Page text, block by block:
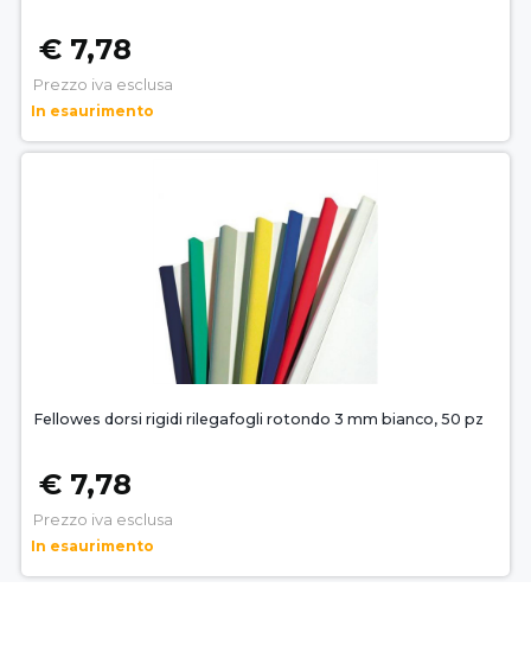
€ 7,78
Prezzo iva esclusa
In esaurimento
Fellowes dorsi rigidi rilegafogli rotondo 3 mm bianco, 50 pz
€ 7,78
Prezzo iva esclusa
In esaurimento